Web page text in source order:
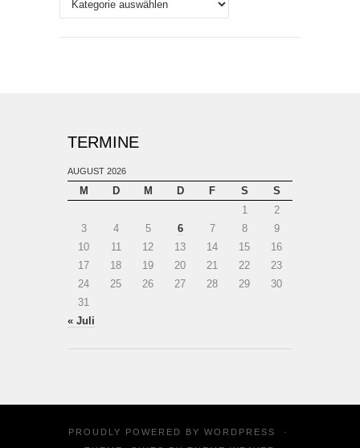
TERMINE
AUGUST 2026
M D M D F S
S
1
2
3
4 5 6 7 8
9
10
11 12 13 14 15
16
17
18 19 20 21 22
23
24
25 26 27 28 29
30
31
« Juli
PROUDLY POWERED BY WORDPRESS
·